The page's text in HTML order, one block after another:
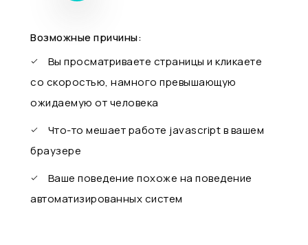
Возможные причины:
Вы просматриваете страницы и кликаете
со скоростью, намного превышающую
ожидаемую от человека
Что-то мешает работе javascript в вашем
браузере
Ваше поведение похоже на поведение
автоматизированных систем